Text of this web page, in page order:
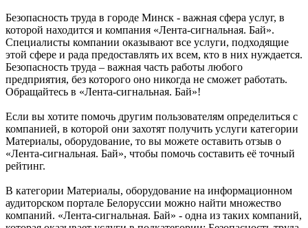
Безопасность труда в городе Минск - важная сфера услуг, в
которой находится и компания «Лента-сигнальная. Бай».
Специалисты компании оказывают все услуги, подходящие
этой сфере и рада предоставлять их всем, кто в них нуждается.
Безопасность труда – важная часть работы любого
предприятия, без которого оно никогда не сможет работать.
Обращайтесь в «Лента-сигнальная. Бай»!
Если вы хотите помочь другим пользователям определиться с
компанией, в которой они захотят получить услуги категории
Материалы, оборудование, то вы можете оставить отзыв о
«Лента-сигнальная. Бай», чтобы помочь составить её точный
рейтинг.
В категории Материалы, оборудование на информационном
аудиторском портале Белоруссии можно найти множество
компаний. «Лента-сигнальная. Бай» - одна из таких компаний,